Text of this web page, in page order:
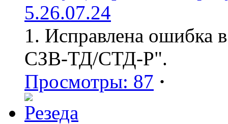
5.26.07.24
1. Исправлена ошибка
СЗВ-ТД/СТД-Р".
Просмотры: 87 ·